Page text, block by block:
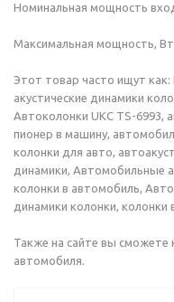
Номинальная мощность
Максимальная мощность,
Этот товар часто ищут
акустические динамики
Автоколонки UKС TS-6993,
пионер в машину,
колонки для авто,
динамики, Автомобильные
колонки в автомобиль,
динамики колонки, колонки
Также на сайте вы сможете
автомобиля.